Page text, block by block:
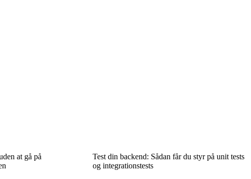
at gå på
Test din backend: Sådan får du styr på unit tests
og integrationstests